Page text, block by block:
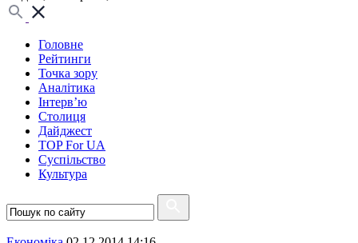
Головне
Рейтинги
Точка зору
Аналітика
Інтерв’ю
Столиця
Дайджест
TOP For UA
Суспiльство
Культура